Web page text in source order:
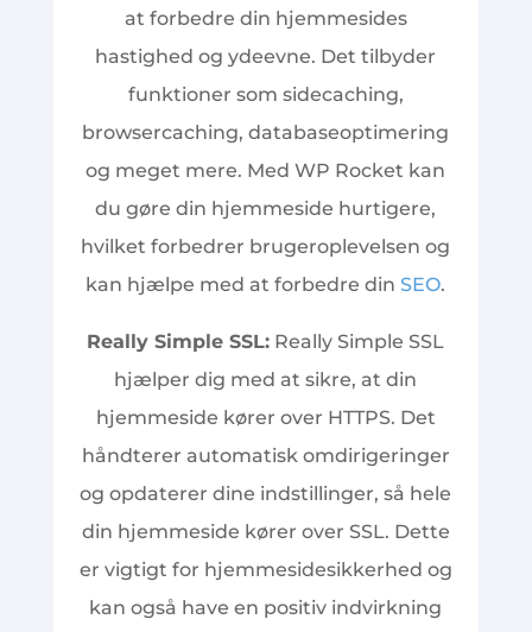
at forbedre din hjemmesides
hastighed og ydeevne. Det tilbyder
funktioner som sidecaching,
browsercaching, databaseoptimering
og meget mere. Med WP Rocket kan
du gøre din hjemmeside hurtigere,
hvilket forbedrer brugeroplevelsen og
kan hjælpe med at forbedre dinSEO.
Really Simple SSL: Really Simple SSL
hjælper dig med at sikre, at din
hjemmeside kører over HTTPS. Det
håndterer automatisk omdirigeringer
og opdaterer dine indstillinger, så hele
din hjemmeside kører over SSL. Dette
er vigtigt for hjemmesidesikkerhed og
kan også have en positiv indvirkning